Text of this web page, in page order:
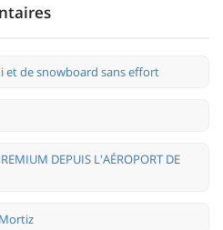
et de snowboard sans effort
DEPUIS L'AÉROPORT DE